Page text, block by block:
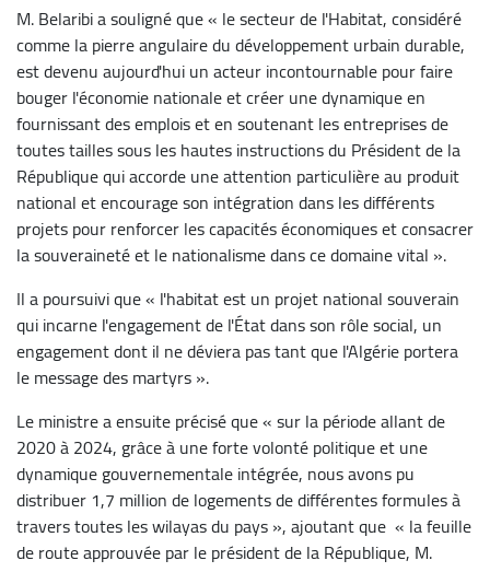
M. Belaribi a souligné que « le secteur de l'Habitat, considéré
comme la pierre angulaire du développement urbain durable,
est devenu aujourd'hui un acteur incontournable pour faire
bouger l'économie nationale et créer une dynamique en
fournissant des emplois et en soutenant les entreprises de
toutes tailles sous les hautes instructions du Président de la
République qui accorde une attention particulière au produit
national et encourage son intégration dans les différents
projets pour renforcer les capacités économiques et consacrer
la souveraineté et le nationalisme dans ce domaine vital ».
Il a poursuivi que « l'habitat est un projet national souverain
qui incarne l'engagement de l'État dans son rôle social, un
engagement dont il ne déviera pas tant que l'Algérie portera
le message des martyrs ».
Le ministre a ensuite précisé que « sur la période allant de
2020 à 2024, grâce à une forte volonté politique et une
dynamique gouvernementale intégrée, nous avons pu
distribuer 1,7 million de logements de différentes formules à
travers toutes les wilayas du pays », ajoutant que « la feuille
de route approuvée par le président de la République, M.